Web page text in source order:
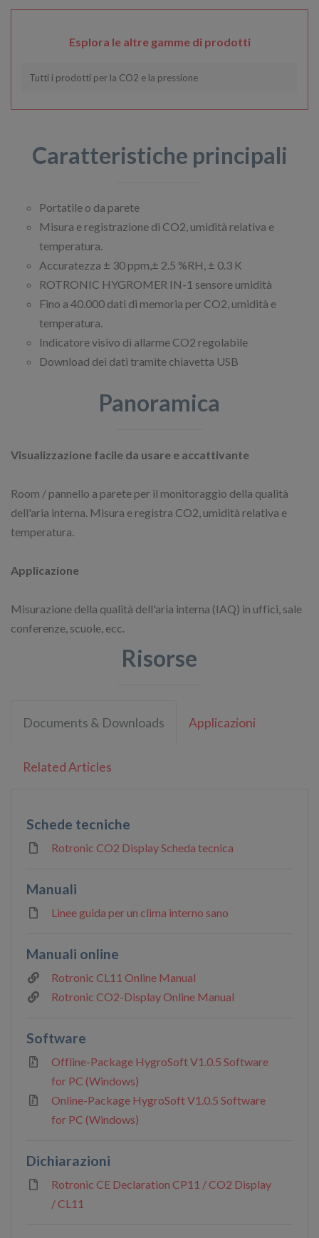
Esplora le altre gamme di prodotti
Tutti i prodotti per la CO2 e la pressione
Caratteristiche principali
Portatile o da parete
Misura e registrazione di CO2, umidità relativa e
temperatura.
Accuratezza ± 30 ppm,± 2.5 %RH, ± 0.3 K
ROTRONIC HYGROMER IN-1 sensore umidità
Fino a 40.000 dati di memoria per CO2, umidità e
temperatura.
Indicatore visivo di allarme CO2 regolabile
Download dei dati tramite chiavetta USB
Panoramica
Visualizzazione facile da usare e accattivante
Room / pannello a parete per il monitoraggio della qualità
dell'aria interna. Misura e registra CO2, umidità relativa e
temperatura.
Applicazione
Misurazione della qualità dell'aria interna (IAQ) in uffici, sale
conferenze, scuole, ecc.
Risorse
Documents & Downloads Applicazioni
Related Articles
Schede tecniche
Rotronic CO2 Display Scheda tecnica
Manuali
Linee guida per un clima interno sano
Manuali online
Rotronic CL11 Online Manual
Rotronic CO2-Display Online Manual
Software
Offline-Package HygroSoft V1.0.5 Software
for PC (Windows)
Online-Package HygroSoft V1.0.5 Software
for PC (Windows)
Dichiarazioni
Rotronic CE Declaration CP11 / CO2 Display
/ CL11